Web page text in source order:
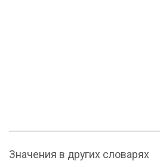
Значения в других словарях